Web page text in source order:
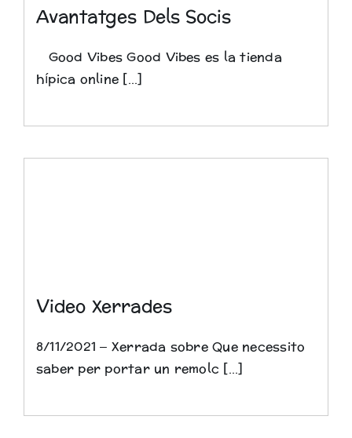
Avantatges Dels Socis
Good Vibes Good Vibes es la tienda
hípica online [...]
Video Xerrades
8/11/2021 – Xerrada sobre Que necessito
saber per portar un remolc [...]